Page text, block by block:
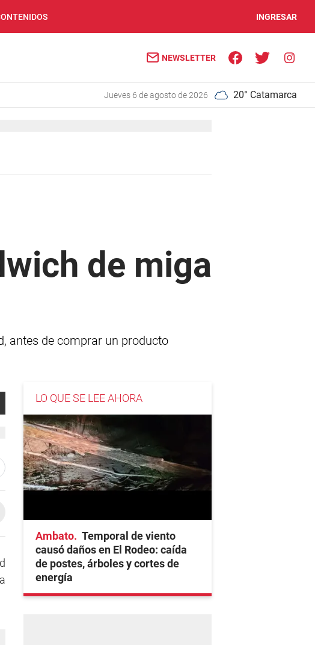
INGRESAR
NEWSLETTER
jueves 6 de agosto de 2026 20° Catamarca
de miga
antes de comprar un producto
LO QUE SE LEE AHORA
Ambato
Temporal de viento
causó daños en El Rodeo: caída
de postes, árboles y cortes de
energía